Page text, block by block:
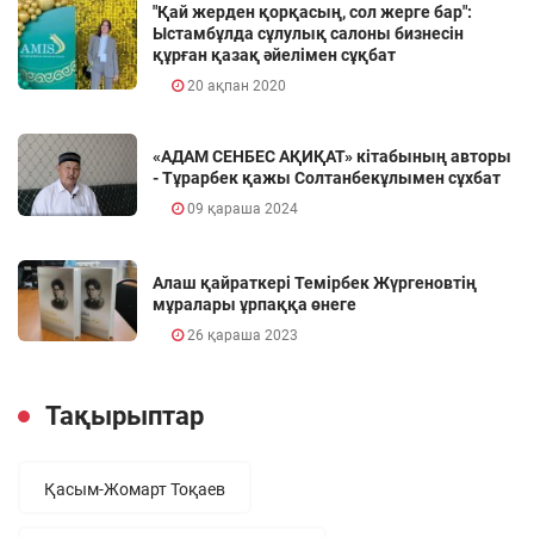
"Қай жерден қорқасың, сол жерге бар":
Ыстамбұлда сұлулық салоны бизнесін
құрған қазақ әйелімен сұқбат
20 ақпан 2020
«АДАМ СЕНБЕС АҚИҚАТ» кітабының авторы
- Тұрарбек қажы Солтанбекұлымен сұхбат
09 қараша 2024
Алаш қайраткері Темірбек Жүргеновтің
мұралары ұрпаққа өнеге
26 қараша 2023
Тақырыптар
Қасым-Жомарт Тоқаев